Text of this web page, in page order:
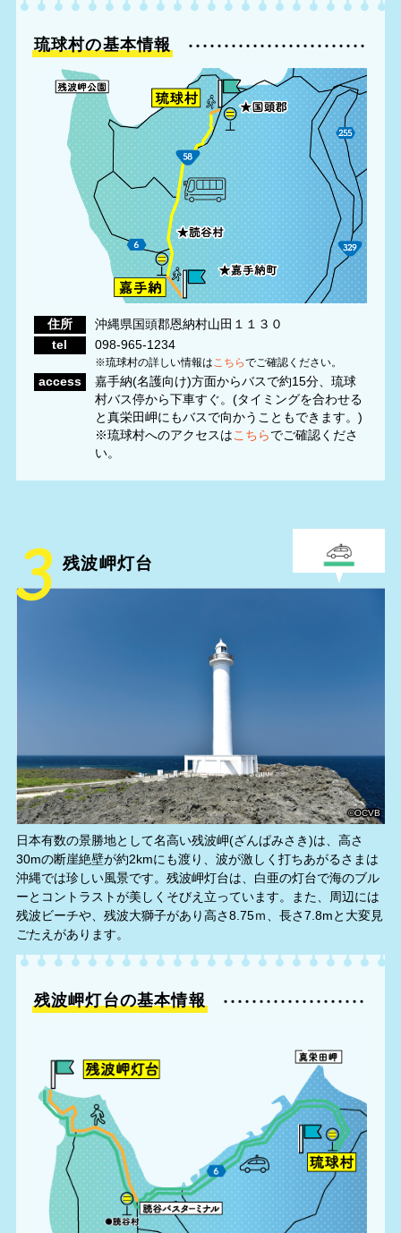
琉球村の基本情報
住所
沖縄県国頭郡恩納村山田１１３０
tel
098‐965‐1234
※琉球村の詳しい情報はこちらでご確認ください。
access
嘉手納(名護向け)方面からバスで約15分、琉球
村バス停から下車すぐ。(タイミングを合わせる
と真栄田岬にもバスで向かうこともできます。)
※琉球村へのアクセスはこちら でご確認くださ
い。
残波岬灯台
©OCVB
日本有数の景勝地として名高い残波岬(ざんぱみさき)は、高さ
30mの断崖絶壁が約2kmにも渡り、波が激しく打ちあがるさまは
沖縄では珍しい風景です。残波岬灯台は、白亜の灯台で海のブル
ーとコントラストが美しくそびえ立っています。また、周辺には
残波ビーチや、残波大獅子があり高さ8.75ｍ、長さ7.8mと大変見
ごたえがあります。
残波岬灯台の基本情報